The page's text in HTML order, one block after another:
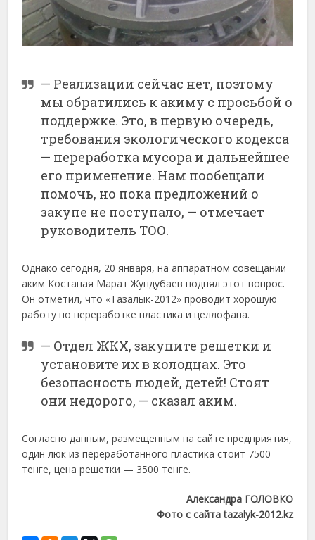
— Реализации сейчас нет, поэтому
мы обратились к акиму с просьбой о
поддержке. Это, в первую очередь,
требования экологического кодекса
— переработка мусора и дальнейшее
его применение. Нам пообещали
помочь, но пока предложений о
закупе не поступало, — отмечает
руководитель ТОО.
Однако сегодня, 20 января, на аппаратном совещании
аким Костаная Марат Жундубаев поднял этот вопрос.
Он отметил, что «Тазалык-2012» проводит хорошую
работу по переработке пластика и целлофана.
— Отдел ЖКХ, закупите решетки и
установите их в колодцах. Это
безопасность людей, детей! Стоят
они недорого, — сказал аким.
Согласно данным, размещенным на сайте предприятия,
один люк из переработанного пластика стоит 7500
тенге, цена решетки — 3500 тенге.
Александра ГОЛОВКО
Фото с сайта tazalyk-2012.kz